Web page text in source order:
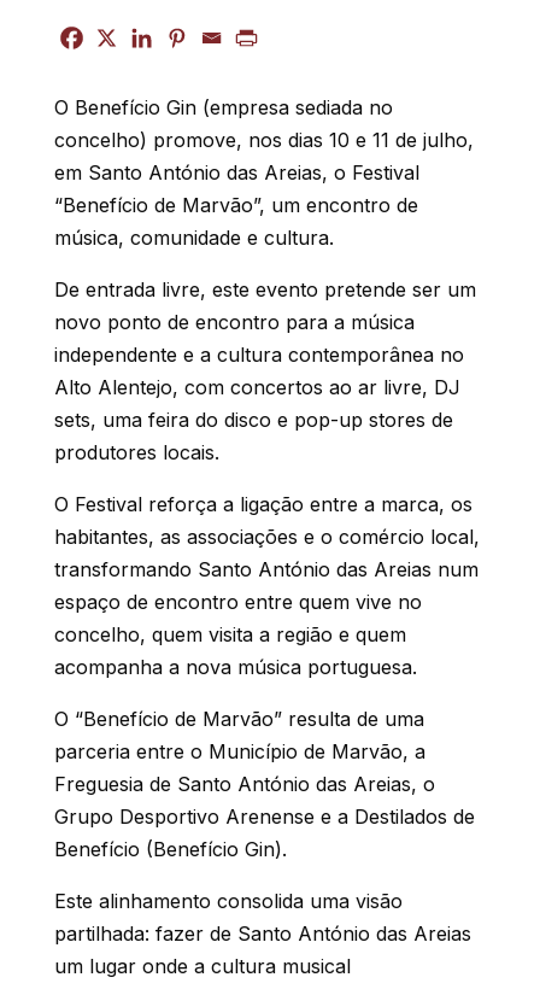
O Benefício Gin (empresa sediada no
concelho) promove, nos dias 10 e 11 de julho,
em Santo António das Areias, o Festival
“Benefício de Marvão”, um encontro de
música, comunidade e cultura.
De entrada livre, este evento pretende ser um
novo ponto de encontro para a música
independente e a cultura contemporânea no
Alto Alentejo, com concertos ao ar livre, DJ
sets, uma feira do disco e pop-up stores de
produtores locais.
O Festival reforça a ligação entre a marca, os
habitantes, as associações e o comércio local,
transformando Santo António das Areias num
espaço de encontro entre quem vive no
concelho, quem visita a região e quem
acompanha a nova música portuguesa.
O “Benefício de Marvão” resulta de uma
parceria entre o Município de Marvão, a
Freguesia de Santo António das Areias, o
Grupo Desportivo Arenense e a Destilados de
Benefício (Benefício Gin).
Este alinhamento consolida uma visão
partilhada: fazer de Santo António das Areias
um lugar onde a cultura musical